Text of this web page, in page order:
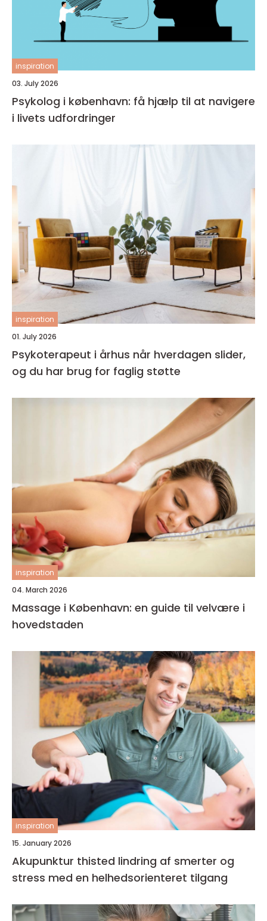
inspiration
03. July 2026
Psykolog i københavn: få hjælp til at navigere
i livets udfordringer
inspiration
01. July 2026
Psykoterapeut i århus når hverdagen slider,
og du har brug for faglig støtte
inspiration
04. March 2026
Massage i København: en guide til velvære i
hovedstaden
inspiration
15. January 2026
Akupunktur thisted lindring af smerter og
stress med en helhedsorienteret tilgang